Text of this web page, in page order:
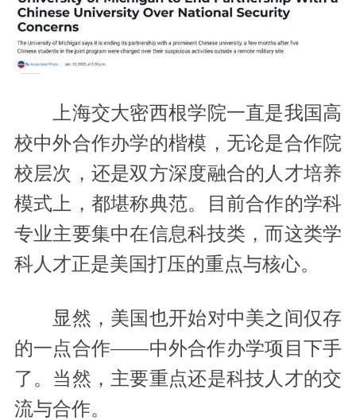
上海交大密西根学院一直是我国高
校中外合作办学的楷模，无论是合作院
校层次，还是双方深度融合的人才培养
模式上，都堪称典范。目前合作的学科
专业主要集中在信息科技类，而这类学
科人才正是美国打压的重点与核心。
显然，美国也开始对中美之间仅存
的一点合作——中外合作办学项目下手
了。当然，主要重点还是科技人才的交
流与合作。